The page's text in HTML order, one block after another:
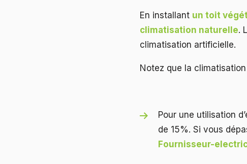
En installant un toit
climatisation naturelle.
climatisation artificielle.
Notez que la
Pour une utilisation
de 15%. Si vous
Fournisseur-